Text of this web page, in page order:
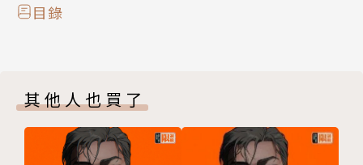
目錄
其他人也買了